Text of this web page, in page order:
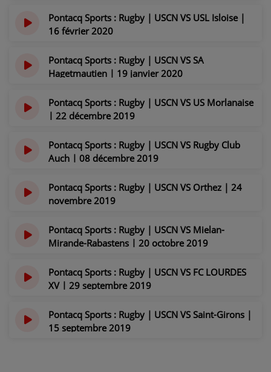
Pontacq Sports : Rugby | USCN VS USL Isloise |
16 février 2020
Pontacq Sports : Rugby | USCN VS SA
Hagetmautien | 19 janvier 2020
Pontacq Sports : Rugby | USCN VS US Morlanaise
| 22 décembre 2019
Pontacq Sports : Rugby | USCN VS Rugby Club
Auch | 08 décembre 2019
Pontacq Sports : Rugby | USCN VS Orthez | 24
novembre 2019
Pontacq Sports : Rugby | USCN VS Mielan-
Mirande-Rabastens | 20 octobre 2019
Pontacq Sports : Rugby | USCN VS FC LOURDES
XV | 29 septembre 2019
Pontacq Sports : Rugby | USCN VS Saint-Girons |
15 septembre 2019